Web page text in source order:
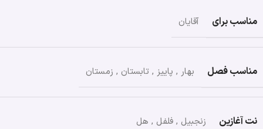
مناسب برای آقایان
مناسب فصل بهار , پاییز , تابستان , زمستان
نت آغازین زنجبیل , فلفل , هل